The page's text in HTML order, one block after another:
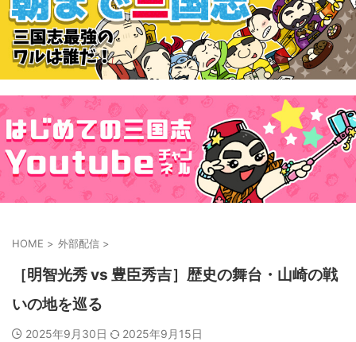
HOME > 外部配信 >
［明智光秀 vs 豊臣秀吉］歴史の舞台・山崎の戦
いの地を巡る
2025年9月30日 2025年9月15日